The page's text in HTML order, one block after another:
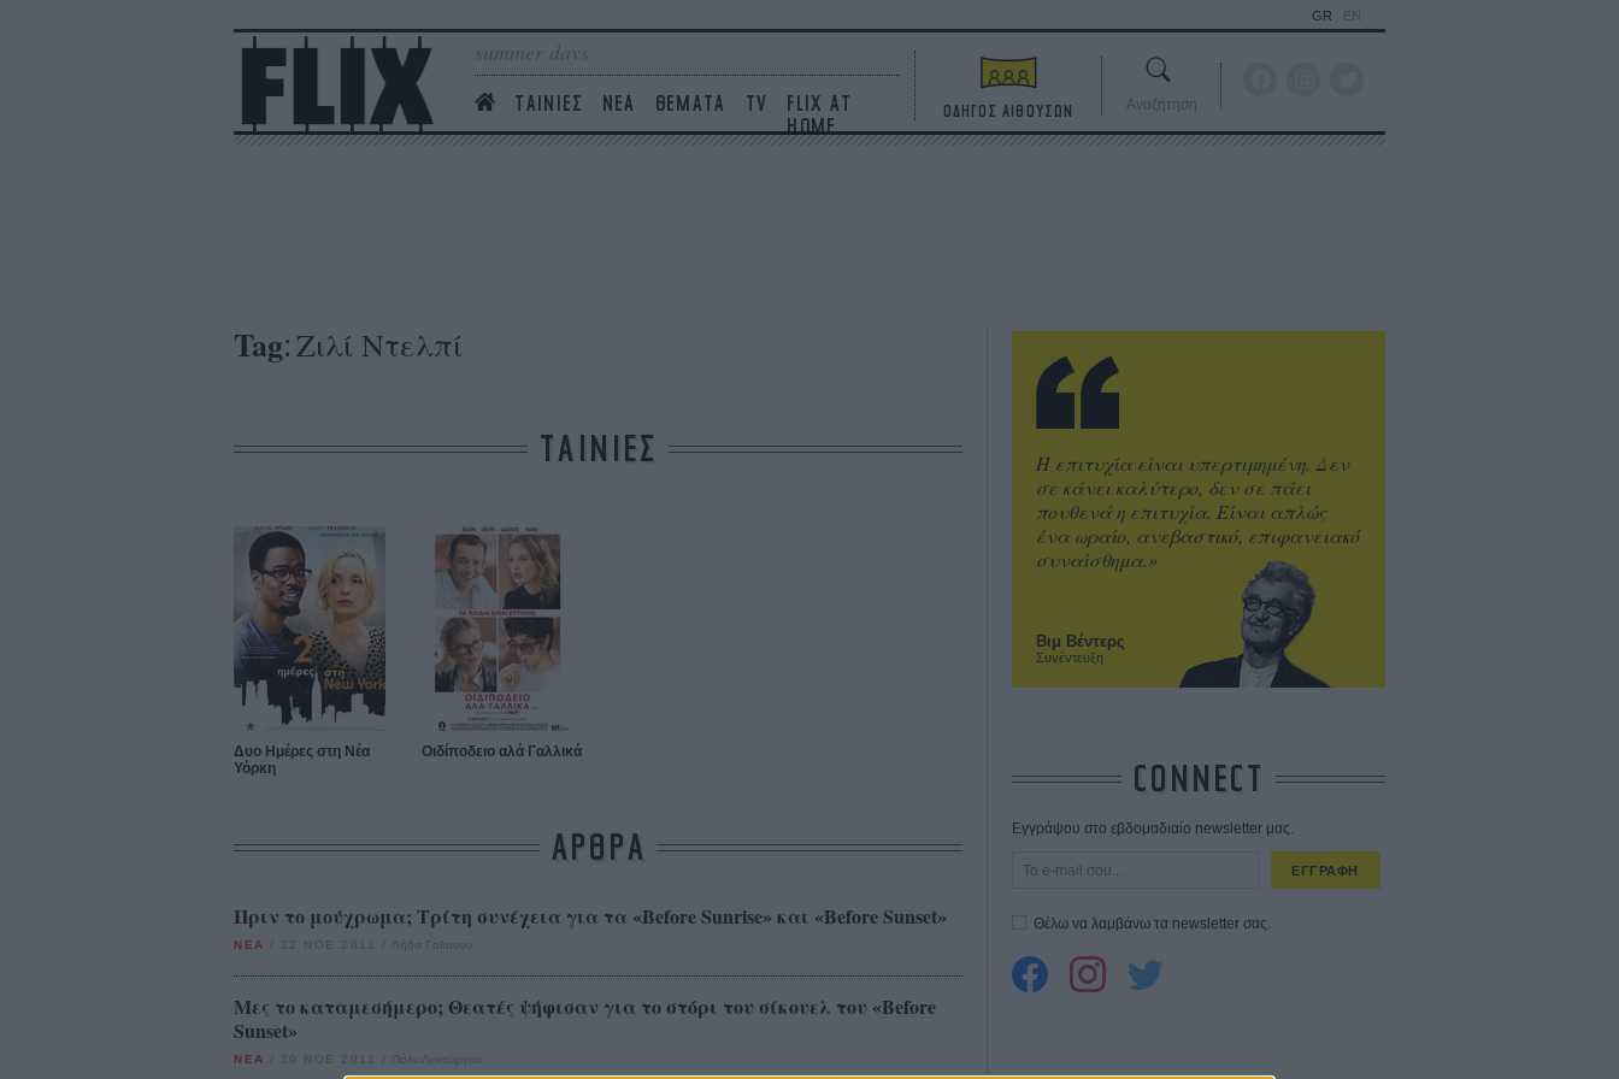
summer days
ΤΑΙΝΙΕΣ ΝΕΑ ΘΕΜΑΤΑ TV
FLIX AT
HOME
GR EN
ΟΔΗΓΟΣ ΑΙΘΟΥΣΩΝ Αναζήτηση
Tag: Ζιλί Ντελπί
ΤΑΙΝΙΕΣ
Δυο Ημέρες στη Νέα
Υόρκη
Οιδίποδειο αλά Γαλλικά
ΑΡΘΡΑ
Πριν το μούχρωμα; Τρίτη συνέχεια για τα «Before Sunrise» και «Before Sunset»
ΝΕΑ 22 ΝΟΕ 2011 Λήδα Γαλανού
Μες το καταμεσήμερο; Θεατές ψήφισαν για το στόρι του σίκουελ του «Before
Sunset»
ΝΕΑ 29 ΝΟΕ 2011 Πόλυ Λυκούργου
Βιμ Βέντερς
Συνέντευξη
Η επιτυχία είναι υπερτιμημένη. Δεν
σε κάνει καλύτερο, δεν σε πάει
πουθενά η επιτυχία. Είναι απλώς
ένα ωραίο, ανεβαστικό, επιφανειακό
συναίσθημα.»
CONNECT
Εγγράψου στο εβδομαδιαίο newsletter μας.
ΕΓΓΡΑΦΗ
Θέλω να λαμβάνω τα newsletter σας.